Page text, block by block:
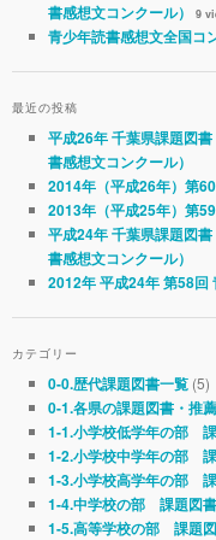
書感想文コンクール）
9
青少年読書感想文全国
最近の投稿
平成26年 千葉県課題図
書感想文コンクール）
2014年（平成26年）第
2013年（平成25年）第
平成24年 千葉県課題図
書感想文コンクール）
2012年 平成24年 第58回
カテゴリー
0-0.歴代課題図書一覧(5)
0-1.各県の課題図書・推
1-1.小学校低学年の部
1-2.小学校中学年の部
1-3.小学校高学年の部
1-4.中学校の部 課題図書
1-5.高等学校の部 課題